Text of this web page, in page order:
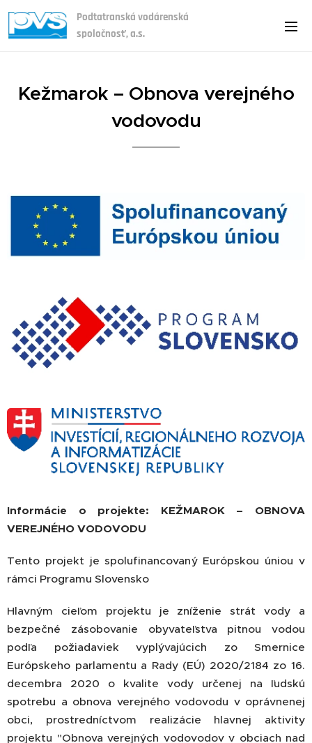
Podtatranská vodárenská
spoločnosť, a.s.
Kežmarok – Obnova verejného
vodovodu
Informácie o projekte: KEŽMAROK – OBNOVA
VEREJNÉHO VODOVODU
Tento projekt je spolufinancovaný Európskou úniou v
rámci Programu Slovensko
Hlavným cieľom projektu je zníženie strát vody a
bezpečné zásobovanie obyvateľstva pitnou vodou
podľa požiadaviek vyplývajúcich zo Smernice
Európskeho parlamentu a Rady (EÚ) 2020/2184 zo 16.
decembra 2020 o kvalite vody určenej na ľudskú
spotrebu a obnova verejného vodovodu v oprávnenej
obci, prostredníctvom realizácie hlavnej aktivity
projektu "Obnova verejných vodovodov v obciach nad